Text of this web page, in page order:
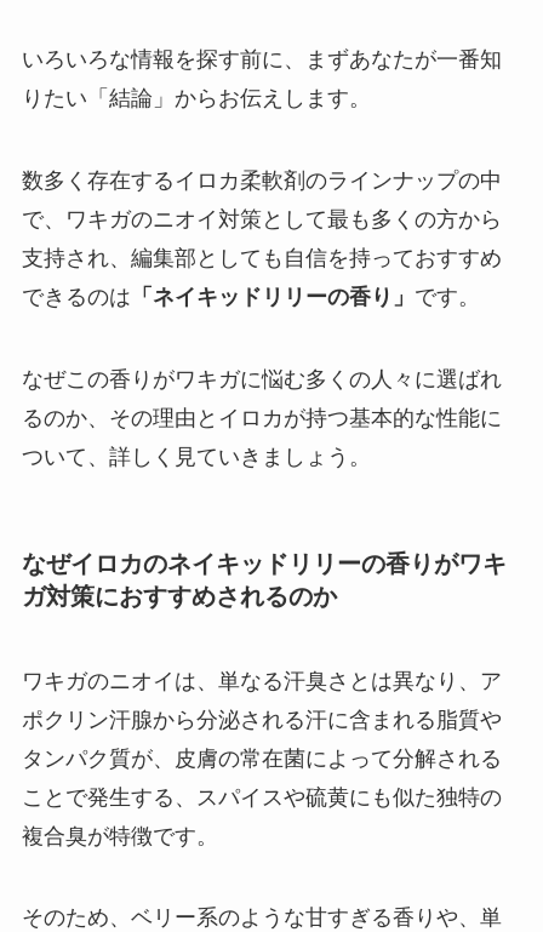
いろいろな情報を探す前に、まずあなたが一番知
りたい「結論」からお伝えします。
数多く存在するイロカ柔軟剤のラインナップの中
で、ワキガのニオイ対策として最も多くの方から
支持され、編集部としても自信を持っておすすめ
できるのは 「ネイキッドリリーの香り」 です。
なぜこの香りがワキガに悩む多くの人々に選ばれ
るのか、その理由とイロカが持つ基本的な性能に
ついて、詳しく見ていきましょう。
なぜイロカのネイキッドリリーの香りがワキ
ガ対策におすすめされるのか
ワキガのニオイは、単なる汗臭さとは異なり、ア
ポクリン汗腺から分泌される汗に含まれる脂質や
タンパク質が、皮膚の常在菌によって分解される
ことで発生する、スパイスや硫黄にも似た独特の
複合臭が特徴です。
そのため、ベリー系のような甘すぎる香りや、単